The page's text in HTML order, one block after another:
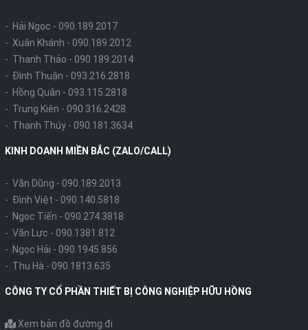
- Hải Ngọc - 090.189.2017
- Xuân Khánh - 090.189.2012
- Thanh Thảo - 090.189.2014
- Đình Thuận - 093.216.2818
- Hồng Quân - 093.115.2818
- Trung Kiên - 090.316.2428
- Thanh Thúy - 090.181.3634
KINH DOANH MIỀN BẮC (ZALO/CALL)
- Văn Dũng - 090.189.2013
- Đình Việt - 090.140.5818
- Ngọc Tiến - 090.274.3818
- Văn Lực - 090.1381.812
- Ngọc Hải - 090.1945.856
- Thu Hà - 090.1813.635
CÔNG TY CỔ PHẦN THIẾT BỊ CÔNG NGHIỆP HỮU HỒNG
Xem bản đồ đường đi